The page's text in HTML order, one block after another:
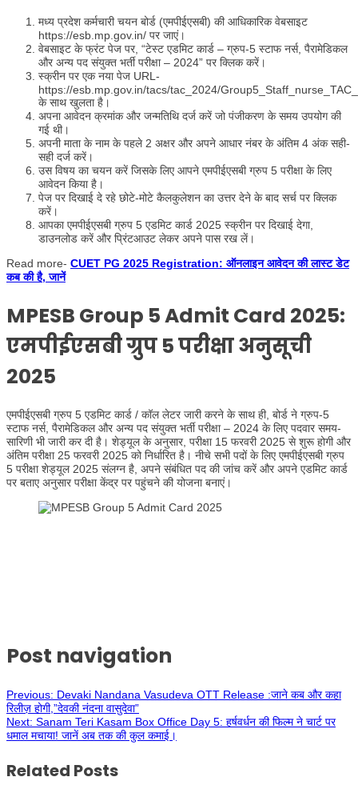
मध्य प्रदेश कर्मचारी चयन बोर्ड (एमपीईएसबी) की आधिकारिक वेबसाइट
https://esb.mp.gov.in/ पर जाएं।
वेबसाइट के फ्रंट पेज पर, “टेस्ट एडमिट कार्ड – ग्रुप-5 स्टाफ नर्स, पैरामेडिकल
और अन्य पद संयुक्त भर्ती परीक्षा – 2024” पर क्लिक करें।
स्क्रीन पर एक नया पेज URL-
https://esb.mp.gov.in/tacs/tac_2024/
के साथ खुलता है।
अपना आवेदन क्रमांक और जन्मतिथि दर्ज करें जो पंजीकरण के समय उपयोग की
गई थी।
अपनी माता के नाम के पहले 2 अक्षर और अपने आधार नंबर के अंतिम 4 अंक सही-
सही दर्ज करें।
उस विषय का चयन करें जिसके लिए आपने एमपीईएसबी ग्रुप 5 परीक्षा के लिए
आवेदन किया है।
पेज पर दिखाई दे रहे छोटे-मोटे कैलकुलेशन का उत्तर देने के बाद सर्च पर क्लिक
करें।
आपका एमपीईएसबी ग्रुप 5 एडमिट कार्ड 2025 स्क्रीन पर दिखाई देगा,
डाउनलोड करें और प्रिंटआउट लेकर अपने पास रख लें।
Read more- CUET PG 2025 Registration: ऑनलाइन आवेदन की लास्ट डेट
कब की है, जानें
MPESB Group 5 Admit Card 2025:
एमपीईएसबी ग्रुप 5 परीक्षा अनुसूची
2025
एमपीईएसबी ग्रुप 5 एडमिट कार्ड / कॉल लेटर जारी करने के साथ ही, बोर्ड ने ग्रुप-5
स्टाफ नर्स, पैरामेडिकल और अन्य पद संयुक्त भर्ती परीक्षा – 2024 के लिए पदवार समय-
सारिणी भी जारी कर दी है। शेड्यूल के अनुसार, परीक्षा 15 फरवरी 2025 से शुरू होगी और
अंतिम परीक्षा 25 फरवरी 2025 को निर्धारित है। नीचे सभी पदों के लिए एमपीईएसबी ग्रुप
5 परीक्षा शेड्यूल 2025 संलग्न है, अपने संबंधित पद की जांच करें और अपने एडमिट कार्ड
पर बताए अनुसार परीक्षा केंद्र पर पहुंचने की योजना बनाएं।
Post navigation
Previous: Devaki Nandana Vasudeva OTT Release :जाने कब और कहा
रिलीज़ होगी,”देवकी नंदना वासुदेवा”
Next: Sanam Teri Kasam Box Office Day 5: हर्षवर्धन की फिल्म ने चार्ट पर
धमाल मचाया! जानें अब तक की कुल कमाई।
Related Posts